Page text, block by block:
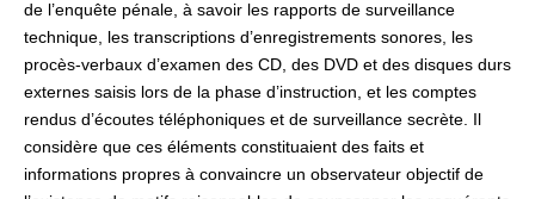
de l’enquête pénale, à savoir les rapports de surveillance
technique, les transcriptions d’enregistrements sonores, les
procès-verbaux d’examen des CD, des DVD et des disques durs
externes saisis lors de la phase d’instruction, et les comptes
rendus d’écoutes téléphoniques et de surveillance secrète. Il
considère que ces éléments constituaient des faits et
informations propres à convaincre un observateur objectif de